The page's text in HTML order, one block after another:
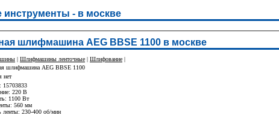
инструменты - в москве
шлифмашина AEG BBSE 1100 в москве
| Шлифмашины ленточные | Шлифование |
шлифмашина AEG BBSE 1100
нет
15703833
220 В
1100 Вт
560 мм
ленты: 230-400 об/мин